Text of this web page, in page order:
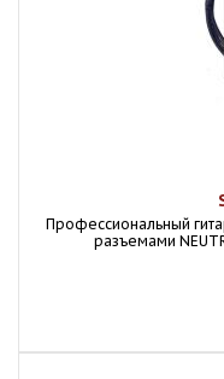
Профессиональный
разъемами